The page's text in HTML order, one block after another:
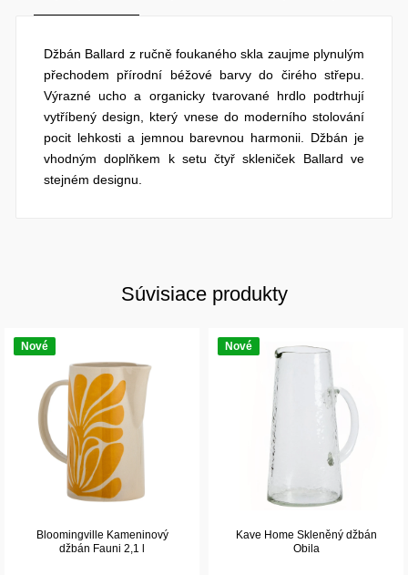
Džbán Ballard z ručně foukaného skla zaujme plynulým
přechodem přírodní béžové barvy do čirého střepu.
Výrazné ucho a organicky tvarované hrdlo podtrhují
vytříbený design, který vnese do moderního stolování
pocit lehkosti a jemnou barevnou harmonii. Džbán je
vhodným doplňkem k setu čtyř skleniček Ballard ve
stejném designu.
Súvisiace produkty
Nové
Bloomingville Kameninový
džbán Fauni 2,1 l
Nové
Kave Home Skleněný džbán
Obila